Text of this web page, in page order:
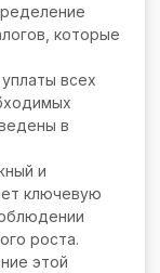
которые
всех
в
и
ключевую
роста.
этой